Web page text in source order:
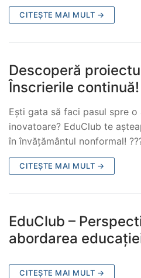
CITEȘTE MAI MULT →
Descoperă
Înscrierile continuă!
Ești gata să faci pasul spre
inovatoare? EduClub te
în învățământul nonformal!
CITEȘTE MAI MULT →
EduClub –
abordarea
CITEȘTE MAI MULT →